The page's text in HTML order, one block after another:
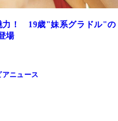
力！ 19歳"妹系グラドル"の
場
アニュース